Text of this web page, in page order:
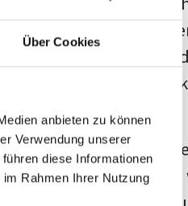
Über Cookies
anbieten zu können
Verwendung unserer
diese Informationen
Rahmen Ihrer Nutzung
Fakten und
und
vor diesen
kannst, sondern auch,